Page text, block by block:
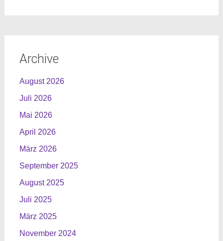
Archive
August 2026
Juli 2026
Mai 2026
April 2026
März 2026
September 2025
August 2025
Juli 2025
März 2025
November 2024